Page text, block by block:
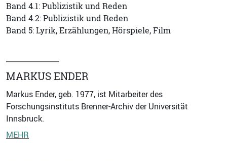
Band 4.1: Publizistik und Reden
Band 4.2: Publizistik und Reden
Band 5: Lyrik, Erzählungen, Hörspiele, Film
MARKUS ENDER
Markus Ender, geb. 1977, ist Mitarbeiter des
Forschungsinstituts Brenner-Archiv der Universität
Innsbruck.
MEHR